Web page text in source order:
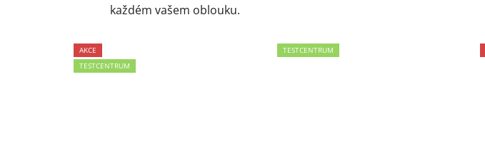
každém vašem oblouku.
AKCE
TESTCENTRUM
TESTCENTRUM